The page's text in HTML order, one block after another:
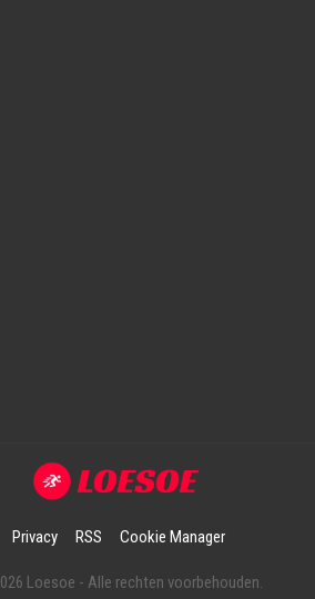
Privacy RSS Cookie Manager
Loesoe - Alle rechten voorbehouden.